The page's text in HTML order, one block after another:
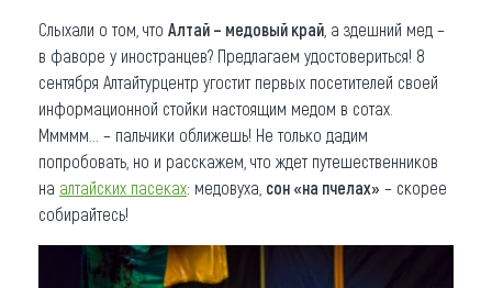
Слыхали о том, что Алтай – медовый край , а здешний мед –
в фаворе у иностранцев? Предлагаем удостовериться! 8
сентября Алтайтурцентр угостит первых посетителей своей
информационной стойки настоящим медом в сотах.
Ммммм… – пальчики оближешь! Не только дадим
попробовать, но и расскажем, что ждет путешественников
на алтайских пасеках: медовуха, сон «на пчелах» – скорее
собирайтесь!